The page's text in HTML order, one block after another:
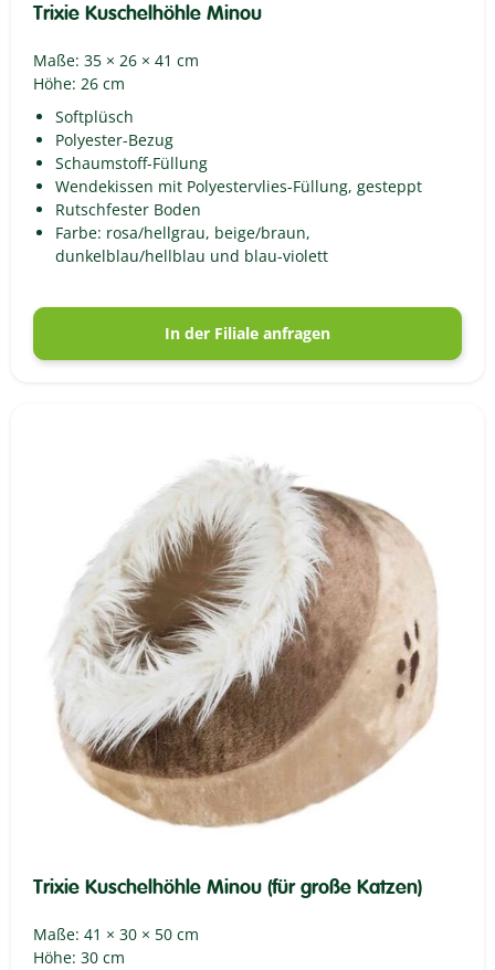
Trixie Kuschelhöhle Minou
Maße: 35 × 26 × 41 cm
Höhe: 26 cm
Softplüsch
Polyester-Bezug
Schaumstoff-Füllung
Wendekissen mit Polyestervlies-Füllung, gesteppt
Rutschfester Boden
Farbe: rosa/hellgrau, beige/braun,
dunkelblau/hellblau und blau-violett
In der Filiale anfragen
Trixie Kuschelhöhle Minou (für große Katzen)
Maße: 41 × 30 × 50 cm
Höhe: 30 cm